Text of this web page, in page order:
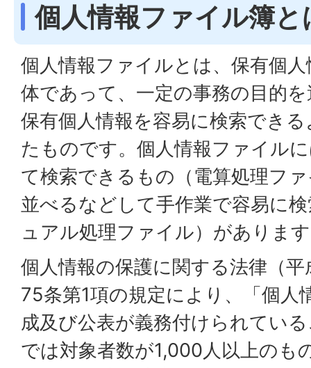
個人情報ファイル簿と
個人情報ファイルとは、保有個
体であって、一定の事務の目的
保有個人情報を容易に検索でき
たものです。個人情報ファイル
て検索できるもの（電算処理フ
並べるなどして手作業で容易に
ュアル処理ファイル）がありま
個人情報の保護に関する法律（
75条第1項の規定により、「個人
成及び公表が義務付けられてい
では対象者数が1,000人以上のも